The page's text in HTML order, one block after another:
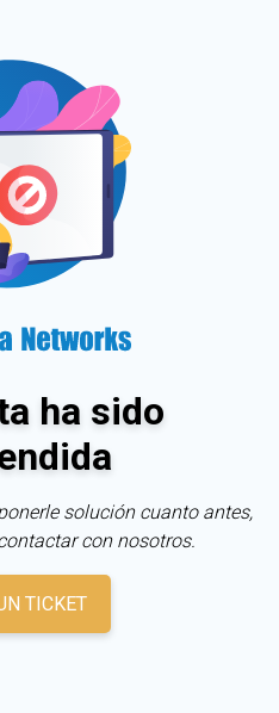
ha sido
solución cuanto antes,
con nosotros.
TICKET